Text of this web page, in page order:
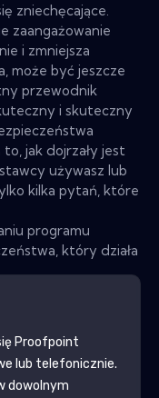
zniechęcające.
zaangażowanie
i zmniejsza
może być jeszcze
przewodnik
i skuteczny
jak dojrzały jest
używasz lub
kilka pytań, które
programu
który działa
Proofpoint
lub telefonicznie.
dowolnym